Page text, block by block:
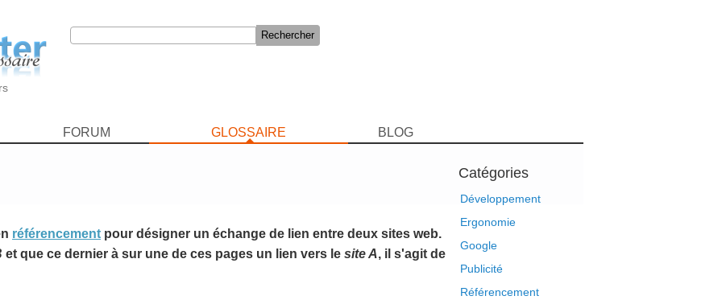
FORUM GLOSSAIRE BLOG
Catégories
Développement
Ergonomie
Google
Publicité
Référencement
référencement pour désigner un échange de lien entre deux sites web.
et que ce dernier à sur une de ces pages un lien vers le site A, il s'agit de